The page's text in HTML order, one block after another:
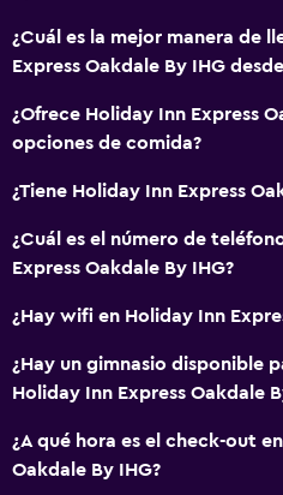
Ascensor
Tina de baño adaptada
Plantas superiores accesibles
Áreas designadas para
Sistema de entretenimiento
TV de pantalla plana
TV por cable o vía satélite
¿Cuál es la mejor manera de
Express Oakdale By IHG
¿Ofrece Holiday Inn Express
opciones de comida?
¿Tiene Holiday Inn Express
¿Cuál es el número de
Express Oakdale By IHG?
¿Hay wifi en Holiday Inn
¿Hay un gimnasio disponible
Holiday Inn Express Oakdale
¿A qué hora es el check-out
Oakdale By IHG?